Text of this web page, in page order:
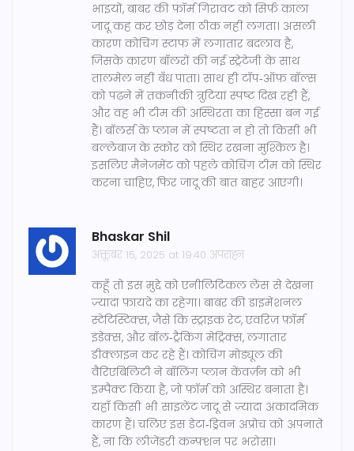
भाइयों, बाबर की फॉर्म गिरावट को सिर्फ़ काला
जादू कह कर छोड़ देना ठीक नहीं लगता। असली
कारण कोचिंग स्टाफ में लगातार बदलाव है,
जिसके कारण बॉलरों की नई स्ट्रेटेजी के साथ
तालमेल नहीं बँध पाता। साथ ही टॉप‑ऑफ़ बॉल्स
को पढ़ने में तकनीकी त्रुटियां स्पष्ट दिख रही हैं,
और वह भी टीम की अस्थिरता का हिस्सा बन गई
हैं। बॉलर्स के प्लान में स्पष्टता न हो तो किसी भी
बल्लेबाज के स्कोर को स्थिर रखना मुश्किल है।
इसलिए मैनेजमेंट को पहले कोचिंग टीम को स्थिर
करना चाहिए, फिर जादू की बात बाहर आएगी।
Bhaskar Shil
अक्तूबर 15, 2025 at 19:40 अपराह्न
कहूँ तो इस मुद्दे को एनीलिटिकल लेंस से देखना
ज़्यादा फ़ायदे का रहेगा। बाबर की डाइमेंशनल
स्टेटिस्टिक्स, जैसे कि स्ट्राइक रेट, एवरिज़ फ़ॉर्म
इंडेक्स, और बॉल‑ट्रैकिंग मेट्रिक्स, लगातार
डीक्लाइन कर रहे हैं। कोचिंग मोड्यूल की
वैरिएबिलिटी ने बॉलिंग प्लान केंवर्ज़न को भी
इम्पैक्ट किया है, जो फ़ॉर्म को अस्थिर बनाता है।
यहाँ किसी भी साइलेंट जादू से ज़्यादा अकादमिक
कारण हैं। चलिए इस डेटा‑ड्रिवन अप्रोच को अपनाते
हैं, ना कि लीजेंडरी कन्फ़्शन पर भरोसा।